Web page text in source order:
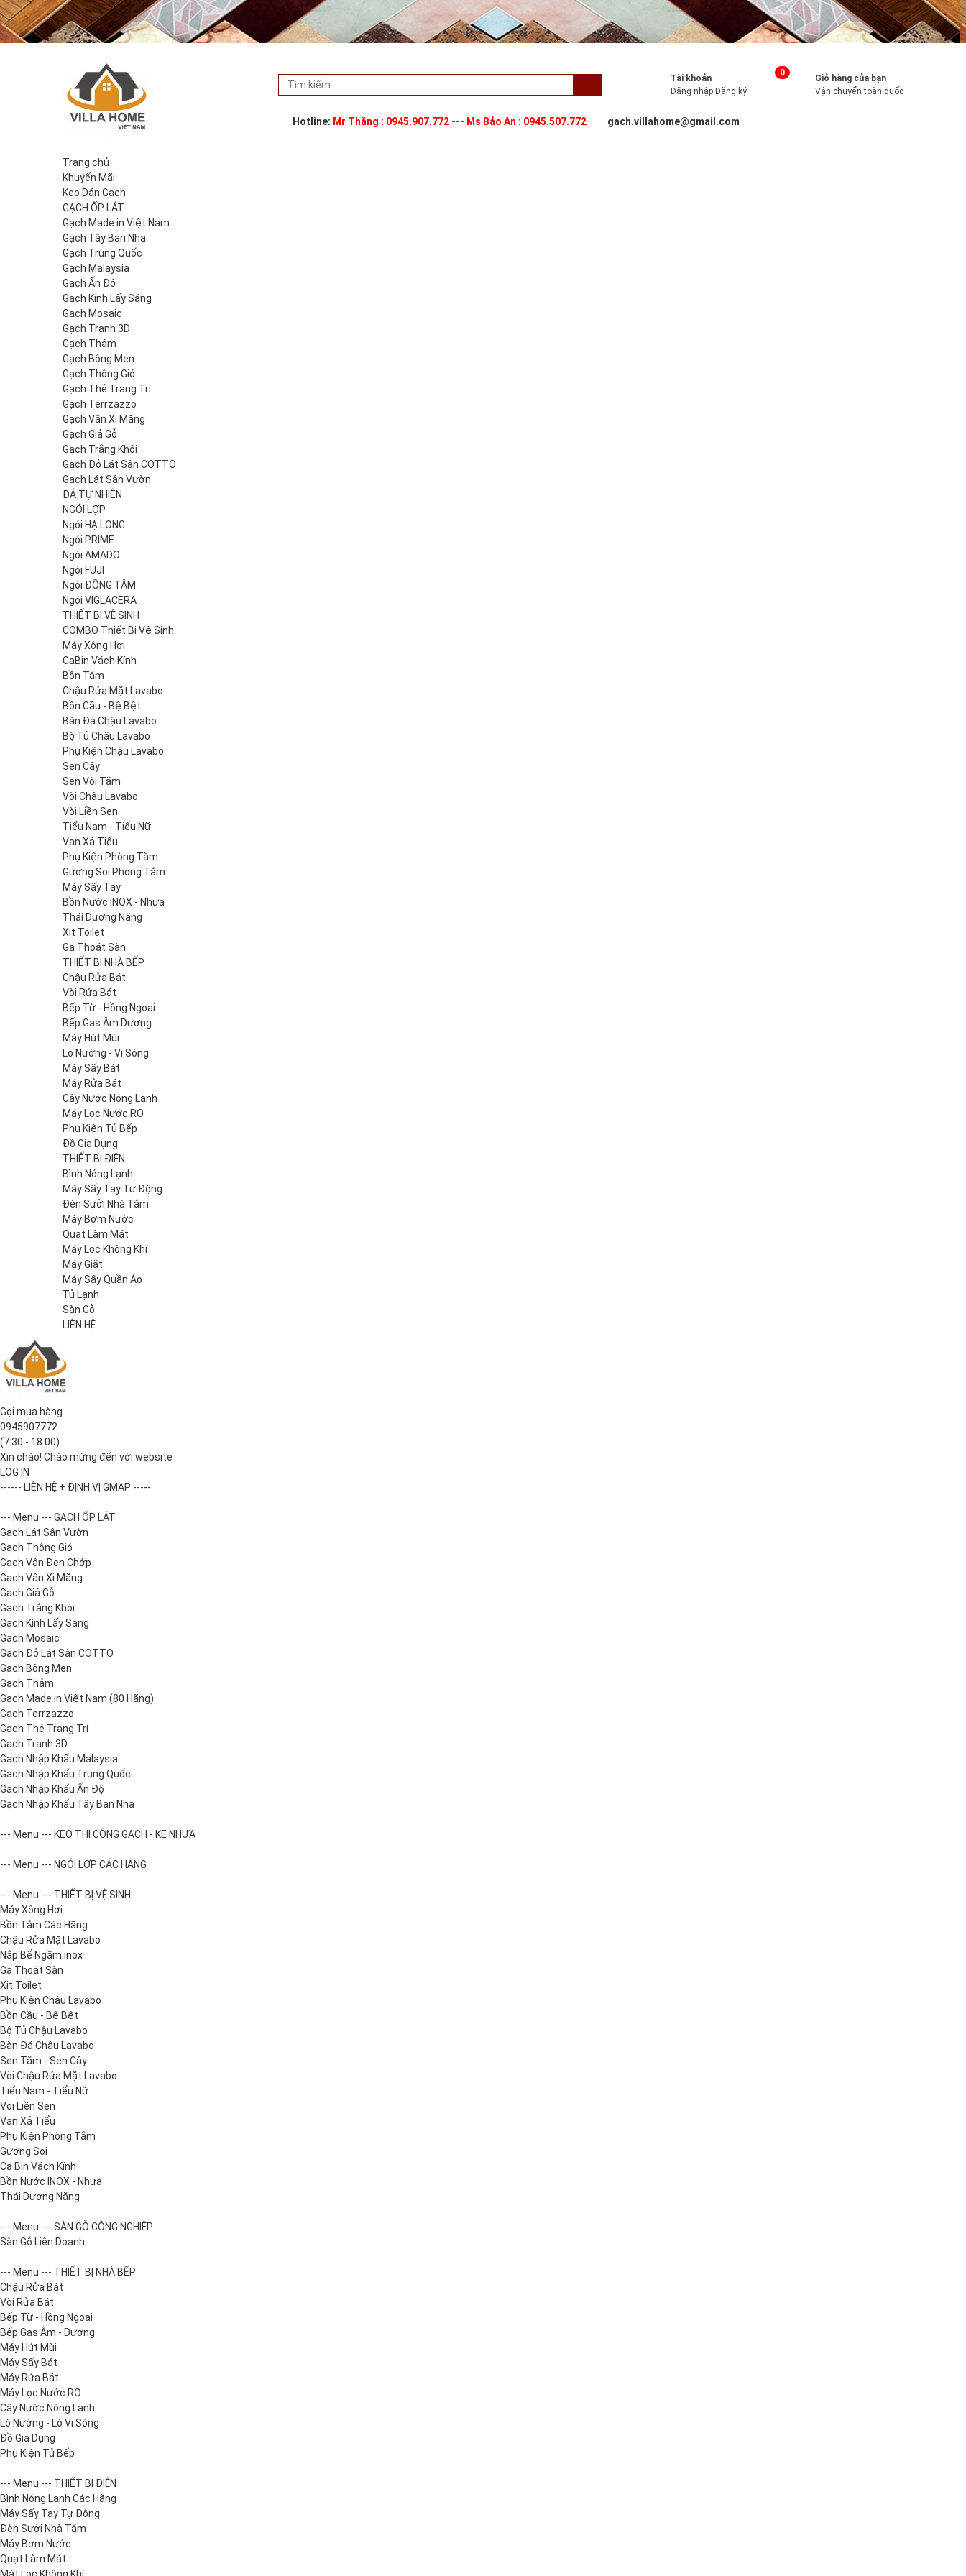
Tài khoản
Đăng nhập Đăng ký
0
Giỏ hàng của bạn
Vận chuyển toàn quốc
Hotline: Mr Thắng : 0945.907.772 --- Ms Bảo An : 0945.507.772 gach.villahome@gmail.com
Trang chủ
Khuyến Mãi
Keo Dán Gạch
GẠCH ỐP LÁT
Gạch Made in Việt Nam
Gạch Tây Ban Nha
Gạch Trung Quốc
Gạch Malaysia
Gạch Ấn Độ
Gạch Kính Lấy Sáng
Gạch Mosaic
Gạch Tranh 3D
Gạch Thảm
Gạch Bông Men
Gạch Thông Gió
Gạch Thẻ Trang Trí
Gạch Terrzazzo
Gạch Vân Xi Măng
Gạch Giả Gỗ
Gạch Trắng Khói
Gạch Đỏ Lát Sân COTTO
Gạch Lát Sân Vườn
ĐÁ TỰ NHIÊN
NGÓI LỢP
Ngói HẠ LONG
Ngói PRIME
Ngói AMADO
Ngói FUJI
Ngói ĐỒNG TÂM
Ngói VIGLACERA
THIẾT BỊ VỆ SINH
COMBO Thiết Bị Vệ Sinh
Máy Xông Hơi
CaBin Vách Kính
Bồn Tắm
Chậu Rửa Mặt Lavabo
Bồn Cầu - Bệ Bệt
Bàn Đá Chậu Lavabo
Bộ Tủ Chậu Lavabo
Phụ Kiện Chậu Lavabo
Sen Cây
Sen Vòi Tắm
Vòi Chậu Lavabo
Vòi Liền Sen
Tiểu Nam - Tiểu Nữ
Van Xả Tiểu
Phụ Kiện Phòng Tắm
Gương Soi Phòng Tắm
Máy Sấy Tay
Bồn Nước INOX - Nhựa
Thái Dương Năng
Xịt Toilet
Ga Thoát Sàn
THIẾT BỊ NHÀ BẾP
Chậu Rửa Bát
Vòi Rửa Bát
Bếp Từ - Hồng Ngoại
Bếp Gas Âm Dương
Máy Hút Mùi
Lò Nướng - Vi Sóng
Máy Sấy Bát
Máy Rửa Bát
Cây Nước Nóng Lạnh
Máy Lọc Nước RO
Phụ Kiện Tủ Bếp
Đồ Gia Dụng
THIẾT BỊ ĐIỆN
Bình Nóng Lạnh
Máy Sấy Tay Tự Động
Đèn Sưởi Nhà Tắm
Máy Bơm Nước
Quạt Làm Mát
Máy Lọc Không Khí
Máy Giặt
Máy Sấy Quần Áo
Tủ Lạnh
Sàn Gỗ
LIÊN HỆ
Gọi mua hàng
0945907772
(7:30 - 18:00)
Xin chào! Chào mừng đến với website
LOG IN
------ LIÊN HỆ + ĐỊNH VỊ GMAP -----
--- Menu --- GẠCH ỐP LÁT
Gạch Lát Sân Vườn
Gạch Thông Gió
Gạch Vân Đen Chớp
Gạch Vân Xi Măng
Gạch Giả Gỗ
Gạch Trắng Khói
Gạch Kính Lấy Sáng
Gạch Mosaic
Gạch Đỏ Lát Sân COTTO
Gạch Bông Men
Gạch Thảm
Gạch Made in Việt Nam (80 Hãng)
Gạch Terrzazzo
Gạch Thẻ Trang Trí
Gạch Tranh 3D
Gạch Nhập Khẩu Malaysia
Gạch Nhập Khẩu Trung Quốc
Gạch Nhập Khẩu Ấn Độ
Gạch Nhập Khẩu Tây Ban Nha
--- Menu --- KEO THI CÔNG GẠCH - KE NHỰA
--- Menu --- NGÓI LỢP CÁC HÃNG
--- Menu --- THIẾT BỊ VỆ SINH
Máy Xông Hơi
Bồn Tắm Các Hãng
Chậu Rửa Mặt Lavabo
Nắp Bể Ngầm inox
Ga Thoát Sàn
Xịt Toilet
Phụ Kiện Chậu Lavabo
Bồn Cầu - Bệ Bệt
Bộ Tủ Chậu Lavabo
Bàn Đá Chậu Lavabo
Sen Tắm - Sen Cây
Vòi Chậu Rửa Mặt Lavabo
Tiểu Nam - Tiểu Nữ
Vòi Liền Sen
Van Xả Tiểu
Phụ Kiện Phòng Tắm
Gương Soi
Ca Bin Vách Kính
Bồn Nước INOX - Nhựa
Thái Dương Năng
--- Menu --- SÀN GỖ CÔNG NGHIỆP
Sàn Gỗ Liên Doanh
--- Menu --- THIẾT BỊ NHÀ BẾP
Chậu Rửa Bát
Vòi Rửa Bát
Bếp Từ - Hồng Ngoại
Bếp Gas Âm - Dương
Máy Hút Mùi
Máy Sấy Bát
Máy Rửa Bát
Máy Lọc Nước RO
Cây Nước Nóng Lạnh
Lò Nướng - Lò Vi Sóng
Đồ Gia Dụng
Phụ Kiện Tủ Bếp
--- Menu --- THIẾT BỊ ĐIỆN
Bình Nóng Lạnh Các Hãng
Máy Sấy Tay Tự Động
Đèn Sưởi Nhà Tắm
Máy Bơm Nước
Quạt Làm Mát